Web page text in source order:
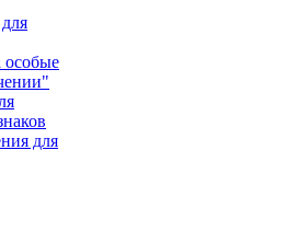
особые
для